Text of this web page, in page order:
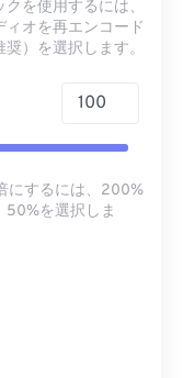
を使用するには、
ィオを再エンコード
）を選択します。
にするには、200%
50%を選択しま